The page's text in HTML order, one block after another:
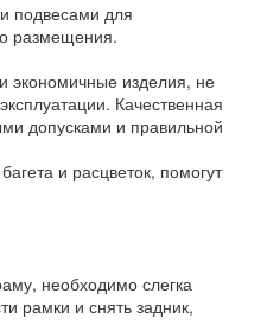
подвесами для
размещения.
экономичные изделия, не
Качественная
допусками и правильной
и расцветок, помогут
необходимо слегка
рамки и снять задник,